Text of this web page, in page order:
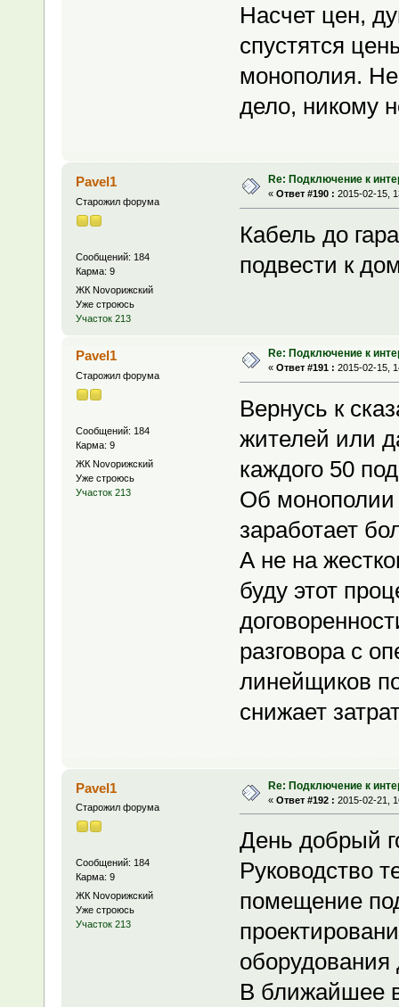
Насчет цен,
спустятся
монополия.
дело, никому
Pavel1
Старожил форума
Сообщений: 184
Карма: 9
ЖК Novoрижский
Уже строюсь
Участок 213
Re: Подключение к
« Ответ #190 : 2015-02-15,
Кабель до
подвести к
Pavel1
Старожил форума
Сообщений: 184
Карма: 9
ЖК Novoрижский
Уже строюсь
Участок 213
Re: Подключение к
« Ответ #191 : 2015-02-15,
Вернусь к
жителей или
каждого 50
Об монополии
заработает
А не на
буду этот
разговора с
линейщиков
снижает
Pavel1
Старожил форума
Сообщений: 184
Карма: 9
ЖК Novoрижский
Уже строюсь
Участок 213
Re: Подключение к
« Ответ #192 : 2015-02-21,
День добрый
Руководство
помещение
оборудования
В ближайшее